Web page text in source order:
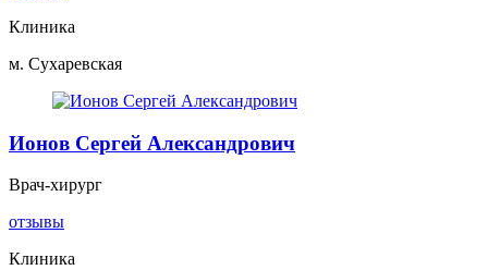
Клиника
м. Сухаревская
Ионов Сергей Александрович
Врач-хирург
отзывы
Клиника